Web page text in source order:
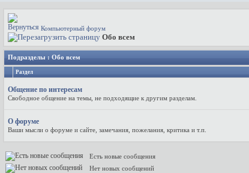
Компьютерный форум
Обо всем
Подразделы : Обо всем
Раздел
Общение по интересам
Свободное общение на темы, не подходящие к другим разделам.
О форуме
Ваши мысли о форуме и сайте, замечания, пожелания, критика и т.п.
Есть новые сообщения
Нет новых сообщений